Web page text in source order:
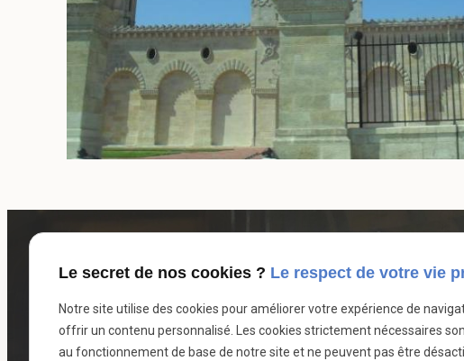
Le secret de nos cookies ? Le respect de votre vie
Notre site utilise des cookies pour améliorer votre expérience de
offrir un contenu personnalisé. Les cookies strictement nécessaires
au fonctionnement de base de notre site et ne peuvent pas être